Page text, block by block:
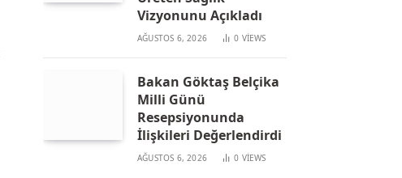
Vizyonunu Açıkladı
AĞUSTOS 6, 2026 0 VIEWS
Bakan Göktaş Belçika
Milli Günü
Resepsiyonunda
İlişkileri Değerlendirdi
AĞUSTOS 6, 2026 0 VIEWS